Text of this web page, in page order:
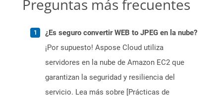
Preguntas más frecuentes
¿Es seguro convertir WEB to JPEG en la nube?
¡Por supuesto! Aspose Cloud utiliza
servidores en la nube de Amazon EC2 que
garantizan la seguridad y resiliencia del
servicio. Lea más sobre [Prácticas de